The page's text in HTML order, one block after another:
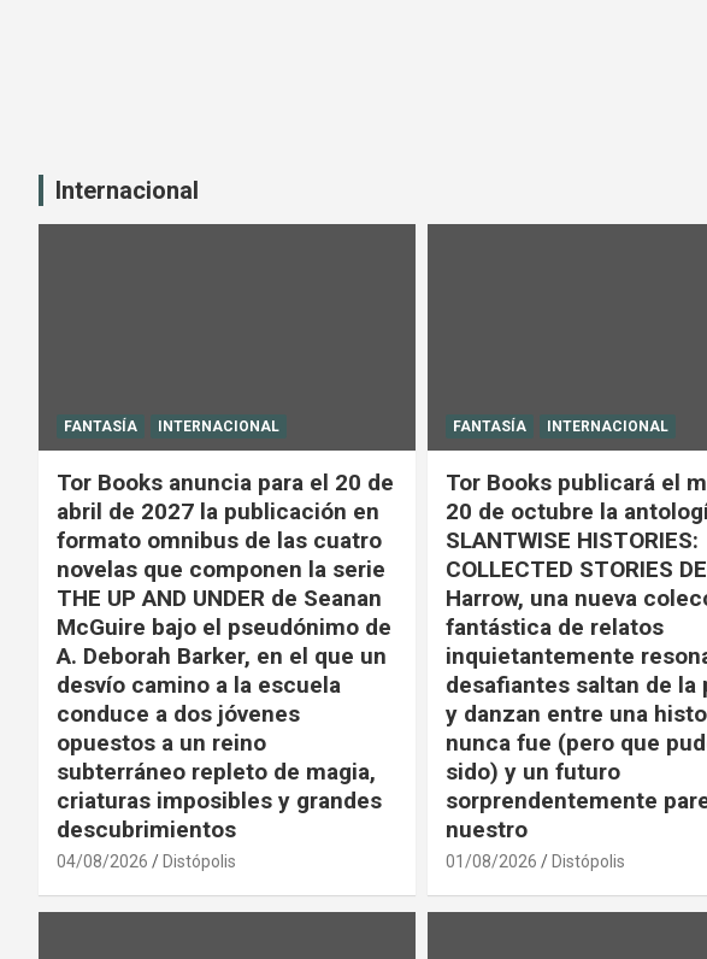
Internacional
FANTASÍA INTERNACIONAL
Tor Books anuncia para el 20 de
abril de 2027 la publicación en
formato omnibus de las cuatro
novelas que componen la serie
THE UP AND UNDER de Seanan
McGuire bajo el pseudónimo de
A. Deborah Barker, en el que un
desvío camino a la escuela
conduce a dos jóvenes
opuestos a un reino
subterráneo repleto de magia,
criaturas imposibles y grandes
descubrimientos
04/08/2026 Distópolis
FANTASÍA INTERNACIONAL
Tor Books publicará el
20 de octubre la
SLANTWISE HISTORIES:
COLLECTED STORIES
Harrow, una nueva
fantástica de relatos
inquietantemente
desafiantes saltan de la
y danzan entre una
nunca fue (pero que
sido) y un futuro
sorprendentemente
nuestro
01/08/2026 Distópolis